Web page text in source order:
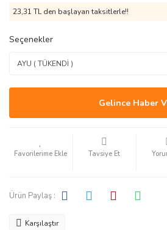
23,31 TL den başlayan taksitlerle!!
Seçenekler
Gelince Haber
Tavsiye Et
Ürün Paylaş :
Karşılaştır